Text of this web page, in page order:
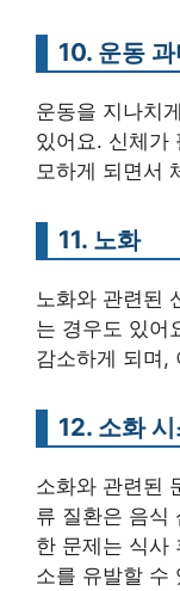
10. 운동
운동을 지나치
있어요. 신체가
모하게 되면서
11. 노화
노화와 관련된
는 경우도 있어
감소하게 되며,
12. 소화
소화와 관련된
류 질환은 음식
한 문제는 식사
소를 유발할 수